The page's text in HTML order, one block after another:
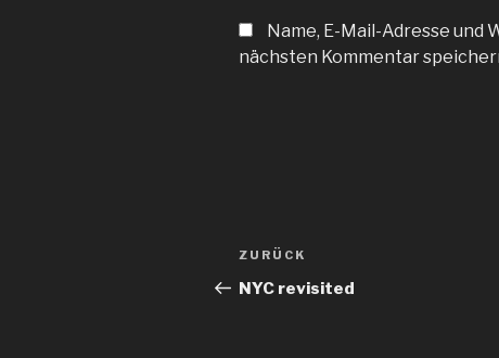
Name, E-Mail-Adresse und
nächsten Kommentar
Beitragsnavigation
Vorheriger
Beitrag
ZURÜCK
NYC revisited